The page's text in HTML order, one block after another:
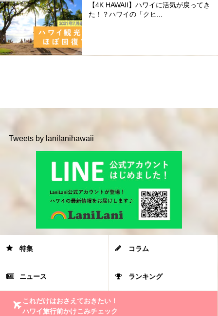
【4K HAWAII】ハワイに活気が戻ってき
た！？ハワイの「クヒ...
Tweets by lanilanihawaii
特集 コラム
ニュース ランキング
これだけはおさえておきたい！
ハワイ旅行前かけこみチェック